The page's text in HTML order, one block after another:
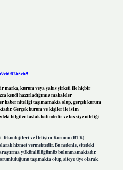
marka, kurum veya şahıs şirketi ile hiçbir
kendi hazırladığımız makaleler
haber niteliği taşımamakta olup, gerçek kurum
Gerçek kurum ve kişiler ile isim
bilgiler taslak halindedir ve tavsiye niteliği
Teknolojileri ve İletişim Kurumu (BTK)
hizmet vermektedir. Bu nedenle, sitedeki
yükümlülüğümüz bulunmamaktadır.
taşımakta olup, siteye üye olarak